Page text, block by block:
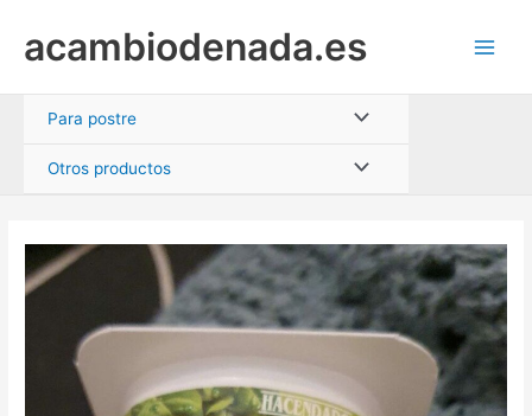
contenido
acambiodenada.es
Para postre Alternar
menú
Otros productos Alternar